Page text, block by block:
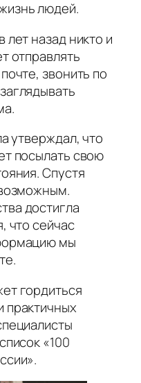
людей.
лет назад никто и
отправлять
звонить по
утверждал, что
посылать свою
Спустя
достигла
что сейчас
мы
гордиться
«100